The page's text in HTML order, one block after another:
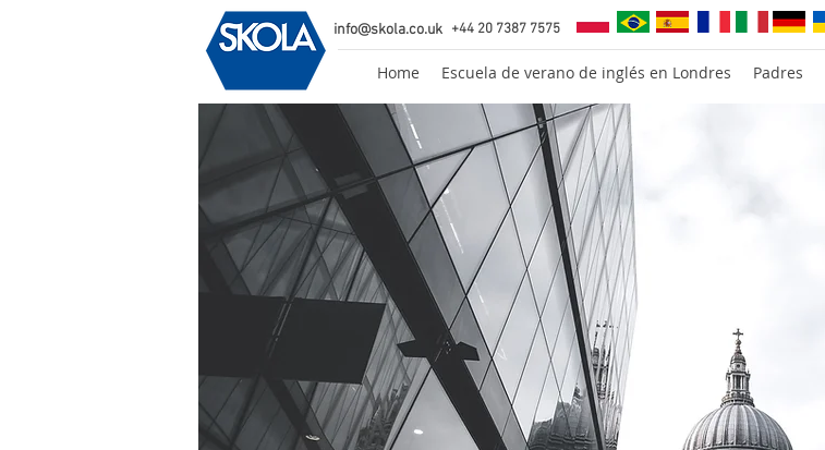
Home Escuela de verano de inglés en Londres Padres
info@skola.co.uk +44 20 7387 7575